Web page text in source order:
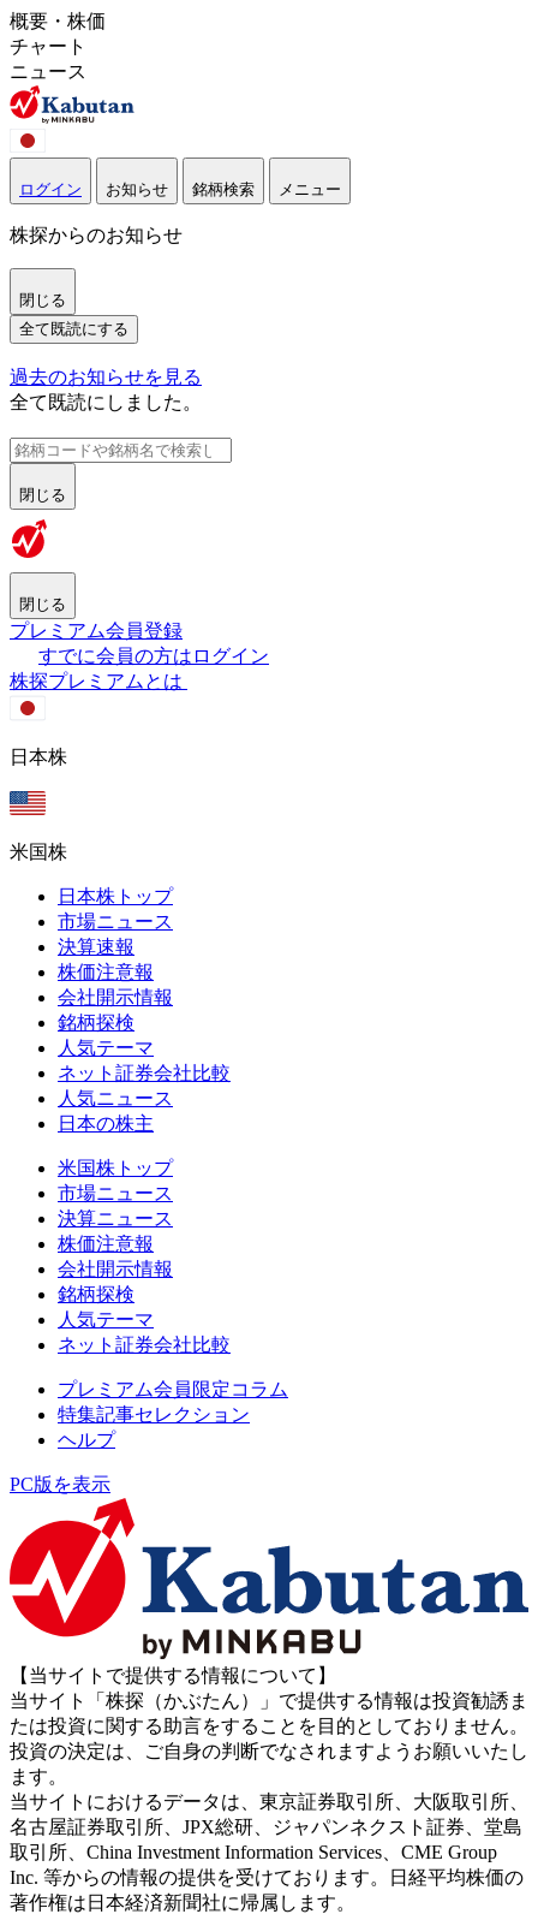
概要・株価
チャート
ニュース
ログイン お知らせ 銘柄検索 メニュー
株探からのお知らせ
閉じる
全て既読にする
過去のお知らせを見る
全て既読にしました。
閉じる
閉じる
プレミアム会員登録
すでに会員の方はログイン
株探プレミアムとは
日本株
米国株
日本株トップ
市場ニュース
決算速報
株価注意報
会社開示情報
銘柄探検
人気テーマ
ネット証券会社比較
人気ニュース
日本の株主
米国株トップ
市場ニュース
決算ニュース
株価注意報
会社開示情報
銘柄探検
人気テーマ
ネット証券会社比較
プレミアム会員限定コラム
特集記事セレクション
ヘルプ
PC版を表示
【当サイトで提供する情報について】
当サイト「株探（かぶたん）」で提供する情報は投資勧誘ま
たは投資に関する助言をすることを目的としておりません。
投資の決定は、ご自身の判断でなされますようお願いいたし
ます。
当サイトにおけるデータは、東京証券取引所、大阪取引所、
名古屋証券取引所、JPX総研、ジャパンネクスト証券、堂島
取引所、China Investment Information Services、CME Group
Inc. 等からの情報の提供を受けております。日経平均株価の
著作権は日本経済新聞社に帰属します。